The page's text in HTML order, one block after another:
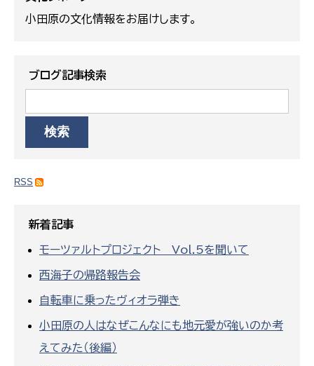
小田原の文化情報をお届けします。
ブログ記事検索
RSS
新着記事
モーツァルトプロジェクト Vol.5を聞いて
西海子の帰路報告会
自転車に乗ったヴィオラ弾き
小田原の人はなぜこんなにも地元愛が強いのか考
えてみた（後編）